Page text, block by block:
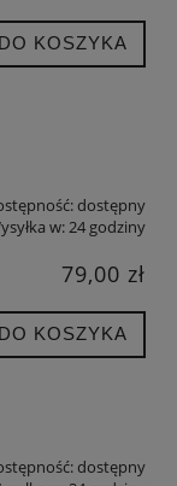
DO KOSZYKA
dostępny
w:24 godziny
79,00 zł
DO KOSZYKA
dostępny